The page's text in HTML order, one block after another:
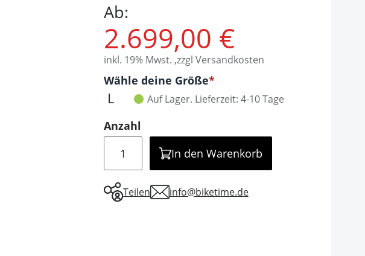
Ab:
2.699,00 €
inkl. 19% Mwst. ,zzgl Versandkosten
Optionen
Wähle deine Größe
It is required to select one of the available
L Auf Lager. Lieferzeit: 4-10 Tage
Anzahl
In den Warenkorb
Teilen info@biketime.de